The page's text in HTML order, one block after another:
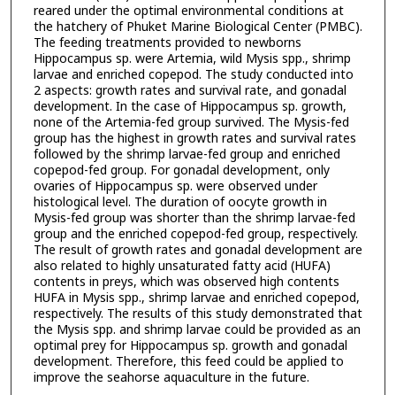
reared under the optimal environmental conditions at
the hatchery of Phuket Marine Biological Center (PMBC).
The feeding treatments provided to newborns
Hippocampus sp. were Artemia, wild Mysis spp., shrimp
larvae and enriched copepod. The study conducted into
2 aspects: growth rates and survival rate, and gonadal
development. In the case of Hippocampus sp. growth,
none of the Artemia-fed group survived. The Mysis-fed
group has the highest in growth rates and survival rates
followed by the shrimp larvae-fed group and enriched
copepod-fed group. For gonadal development, only
ovaries of Hippocampus sp. were observed under
histological level. The duration of oocyte growth in
Mysis-fed group was shorter than the shrimp larvae-fed
group and the enriched copepod-fed group, respectively.
The result of growth rates and gonadal development are
also related to highly unsaturated fatty acid (HUFA)
contents in preys, which was observed high contents
HUFA in Mysis spp., shrimp larvae and enriched copepod,
respectively. The results of this study demonstrated that
the Mysis spp. and shrimp larvae could be provided as an
optimal prey for Hippocampus sp. growth and gonadal
development. Therefore, this feed could be applied to
improve the seahorse aquaculture in the future.